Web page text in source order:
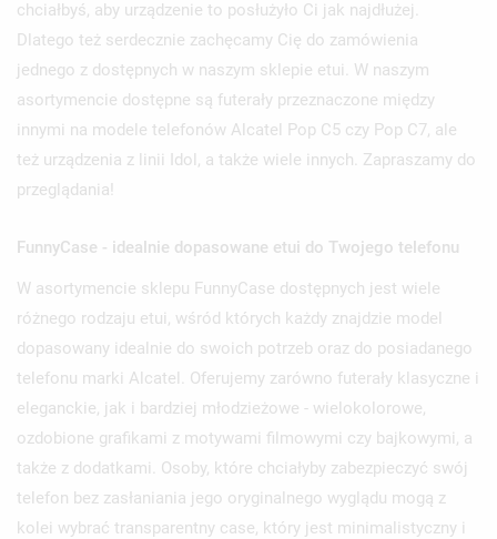
chciałbyś, aby urządzenie to posłużyło Ci jak najdłużej.
Dlatego też serdecznie zachęcamy Cię do zamówienia
jednego z dostępnych w naszym sklepie etui. W naszym
asortymencie dostępne są futerały przeznaczone między
innymi na modele telefonów Alcatel Pop C5 czy Pop C7, ale
też urządzenia z linii Idol, a także wiele innych. Zapraszamy do
przeglądania!
FunnyCase - idealnie dopasowane etui do Twojego telefonu
W asortymencie sklepu FunnyCase dostępnych jest wiele
różnego rodzaju etui, wśród których każdy znajdzie model
dopasowany idealnie do swoich potrzeb oraz do posiadanego
telefonu marki Alcatel. Oferujemy zarówno futerały klasyczne i
eleganckie, jak i bardziej młodzieżowe - wielokolorowe,
ozdobione grafikami z motywami filmowymi czy bajkowymi, a
także z dodatkami. Osoby, które chciałyby zabezpieczyć swój
telefon bez zasłaniania jego oryginalnego wyglądu mogą z
kolei wybrać transparentny case, który jest minimalistyczny i